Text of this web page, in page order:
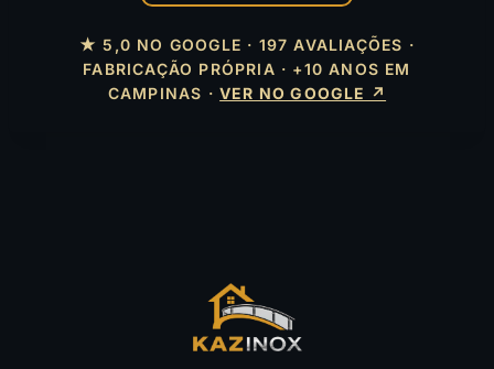
★ 5,0 NO GOOGLE · 197 AVALIAÇÕES ·
FABRICAÇÃO PRÓPRIA · +10 ANOS EM
CAMPINAS ·VER NO GOOGLE ↗